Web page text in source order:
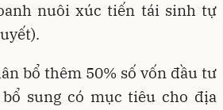
nuôi xúc tiến tái sinh tự
bổ thêm 50% số vốn đầu tư
sung có mục tiêu cho địa